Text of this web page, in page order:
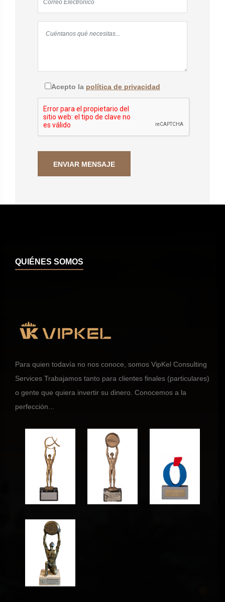
Acepto la política de privacidad
QUIÉNES SOMOS
Para quien todavía no nos conoce, somos VipKel Consulting
Services Trabajamos tanto para clientes finales (particulares)
o gente que quiera invertir su dinero. Conocemos a la
perfección...